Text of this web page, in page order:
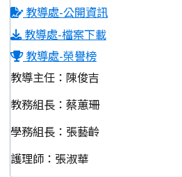
教導處-公開資訊
教導處-檔案下載
教導處-榮譽榜
教導主任：陳俊吉
教務組長：蔡蕙珊
學務組長：張藝齡
護理師：張淑華